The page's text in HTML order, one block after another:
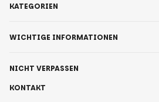
KONTAKT
KATEGORIEN
WICHTIGE INFORMATIONEN
NICHT VERPASSEN